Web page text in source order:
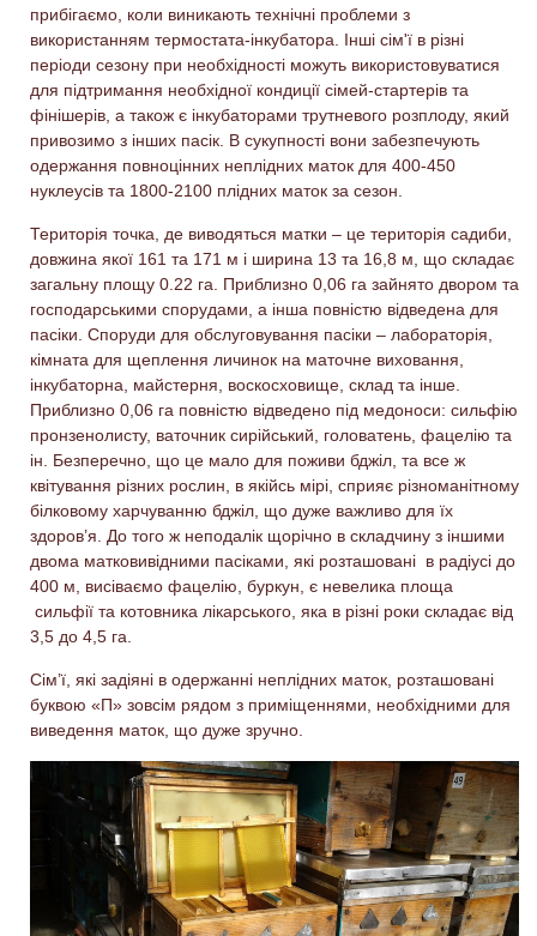
прибігаємо, коли виникають технічні проблеми з
використанням термостата-інкубатора. Інші сім'ї в різні
періоди сезону при необхідності можуть використовуватися
для підтримання необхідної кондиції сімей-стартерів та
фінішерів, а також є інкубаторами трутневого розплоду, який
привозимо з інших пасік. В сукупності вони забезпечують
одержання повноцінних неплідних маток для 400-450
нуклеусів та 1800-2100 плідних маток за сезон.
Територія точка, де виводяться матки – це територія садиби,
довжина якої 161 та 171 м і ширина 13 та 16,8 м, що складає
загальну площу 0.22 га. Приблизно 0,06 га зайнято двором та
господарськими спорудами, а інша повністю відведена для
пасіки. Споруди для обслуговування пасіки – лабораторія,
кімната для щеплення личинок на маточне виховання,
інкубаторна, майстерня, воскосховище, склад та інше.
Приблизно 0,06 га повністю відведено під медоноси: сильфію
пронзенолисту, ваточник сирійський, головатень, фацелію та
ін. Безперечно, що це мало для поживи бджіл, та все ж
квітування різних рослин, в якійсь мірі, сприяє різноманітному
білковому харчуванню бджіл, що дуже важливо для їх
здоров’я. До того ж неподалік щорічно в складчину з іншими
двома матковивідними пасіками, які розташовані в радіусі до
400 м, висіваємо фацелію, буркун, є невелика площа
сильфії та котовника лікарського, яка в різні роки складає від
3,5 до 4,5 га.
Сім’ї, які задіяні в одержанні неплідних маток, розташовані
буквою «П» зовсім рядом з приміщеннями, необхідними для
виведення маток, що дуже зручно.